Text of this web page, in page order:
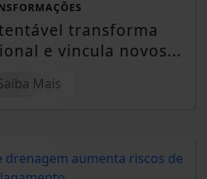
transforma
e vincula novos...
Mais